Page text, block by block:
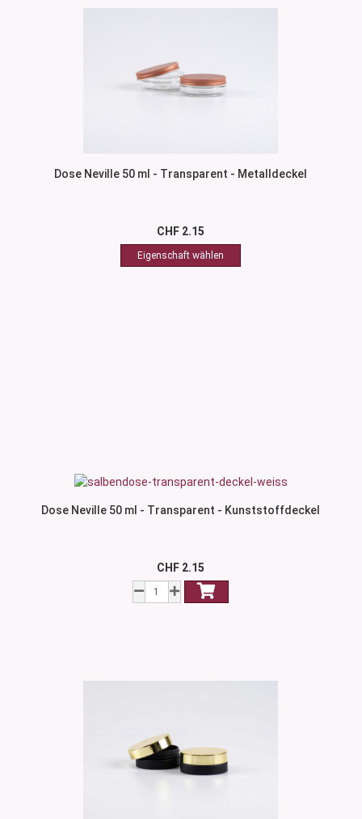
Dose Neville 50 ml - Transparent - Metalldeckel
CHF 2.15
Dose Neville 50 ml - Transparent - Kunststoffdeckel
CHF 2.15